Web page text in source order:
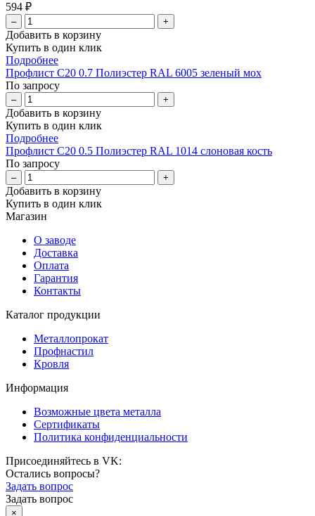
594 ₽
– +
Добавить в корзину
Купить в один клик
Подробнее
Профлист С20 0.7 Полиэстер RAL 6005 зеленый мох
По запросу
– +
Добавить в корзину
Купить в один клик
Подробнее
Профлист С20 0.5 Полиэстер RAL 1014 слоновая кость
По запросу
– +
Добавить в корзину
Купить в один клик
Магазин
О заводе
Доставка
Оплата
Гарантия
Контакты
Каталог продукции
Металлопрокат
Профнастил
Кровля
Информация
Возможные цвета металла
Сертификаты
Политика конфиденциальности
Присоединяйтесь в VK:
Остались вопросы?
Задать вопрос
Задать вопрос
×